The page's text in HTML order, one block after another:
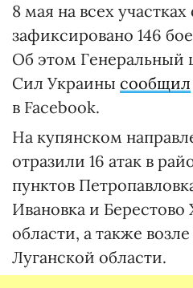
8 мая на всех
зафиксировано 146
Об этом
Сил Украины сообщил
в Facebook.
На купянском
отразили 16 атак в
пунктов
Ивановка и Берестово
области, а также
Луганской области.